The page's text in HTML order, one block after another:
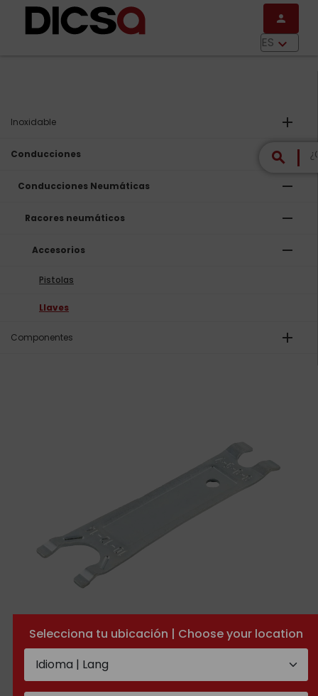
Pasar al contenido principal
Selecciona tu ubicación | Choose your location
person
ES keyboard_arrow_down
search
Inoxidable add
Conducciones remove
Conducciones Neumáticas remove
Racores neumáticos remove
Accesorios remove
Pistolas
Llaves
Componentes add
Llaves